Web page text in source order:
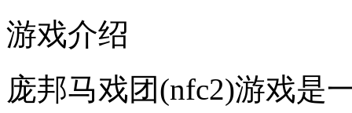
游戏介绍
庞邦马戏团(nfc2)游戏是